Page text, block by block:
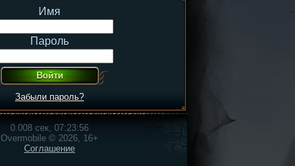
Имя
Пароль
Забыли пароль?
0.008 сек, 07:23:56
Overmobile © 2026, 16+
Соглашение